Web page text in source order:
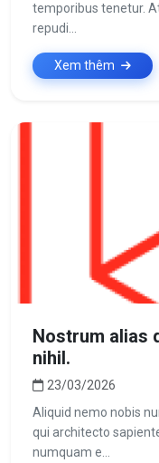
temporibus tenetur.
repudi...
Xem thêm
Nostrum alias
nihil.
23/03/2026
Aliquid nemo nobis
qui architecto
numquam e...